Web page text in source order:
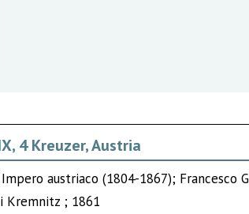
4 Kreuzer, Austria
austriaco (1804-1867); Francesco
Kremnitz ; 1861